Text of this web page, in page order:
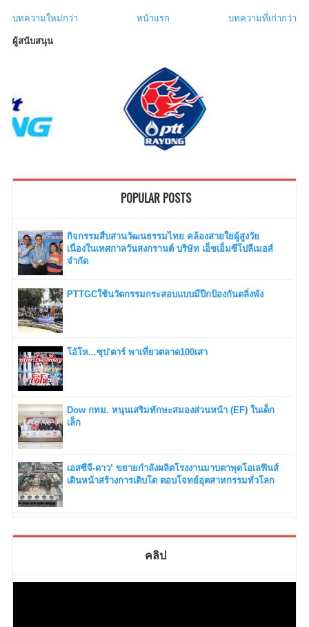
บทความใหม่กว่า บทความที่เก่ากว่า
หน้าแรก
ผู้สนับสนุน
POPULAR POSTS
กิจกรรมสืบสานวัฒนธรรมไทย คล้องสายใยผู้สูงวัย
เนื่องในเทศกาลวันสงกรานต์ บริษัท เอ็ชเอ็มซีโปลีเมอส์
จำกัด
PTTGCใช้นวัตกรรมกระสอบแบบมีปีกป้องกันตลิ่งพัง
โอ้โห...ซุป'ตาร์ พาเที่ยวตลาด100เสา
Dow กทม. หนุนเสริมทักษะสมองส่วนหน้า (EF) ในเด็ก
เล็ก
เอสซีจี-ดาว’ ขยายกำลังผลิตโรงงานมาบตาพุดโอเลฟินส์
เดินหน้าสร้างการเติบโต ตอบโจทย์อุตสาหกรรมทั่วโลก
คลิป